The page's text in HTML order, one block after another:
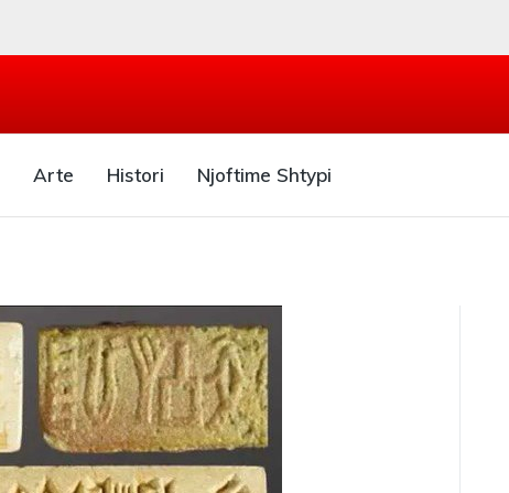
Arte Histori Njoftime Shtypi